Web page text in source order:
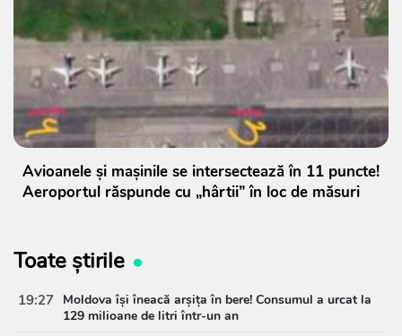
Avioanele și mașinile se intersectează în 11 puncte!
Aeroportul răspunde cu „hârtii” în loc de măsuri
Toate știrile
19:27 Moldova își îneacă arșița în bere! Consumul a urcat la
129 milioane de litri într-un an